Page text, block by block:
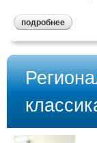
подробнее